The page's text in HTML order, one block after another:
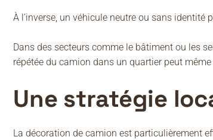
À l’inverse, un véhicule neutre ou sans
Dans des secteurs comme le bâtiment ou les
répétée du camion dans un quartier peut
Une stratégie
La décoration de camion est particulièrement